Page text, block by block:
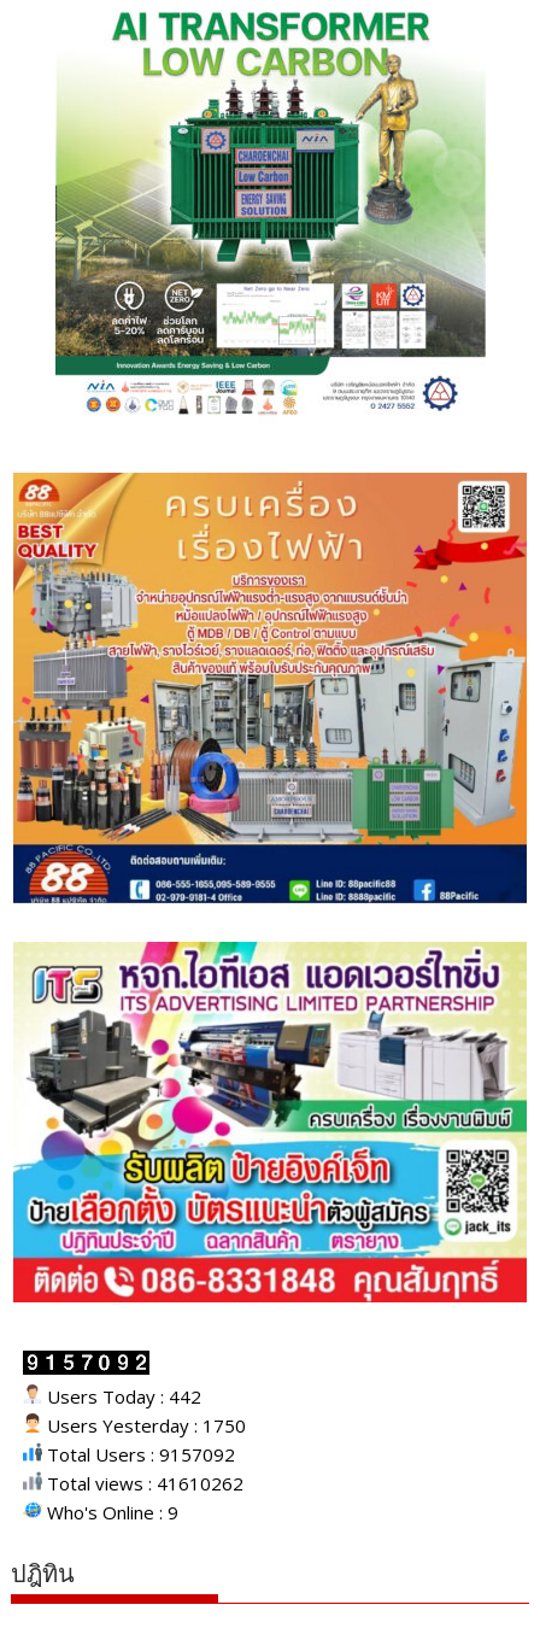
Users Today : 442
Users Yesterday : 1750
Total Users : 9157092
Total views : 41610262
Who's Online : 9
ปฎิทิน